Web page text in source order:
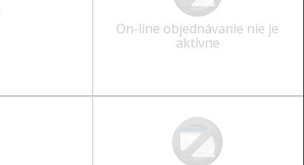
On-line objednávanie nie je
aktívne